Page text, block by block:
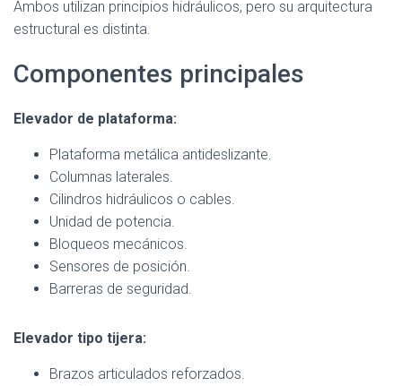
Ambos utilizan principios hidráulicos, pero su arquitectura
estructural es distinta.
Componentes principales
Elevador de plataforma:
Plataforma metálica antideslizante.
Columnas laterales.
Cilindros hidráulicos o cables.
Unidad de potencia.
Bloqueos mecánicos.
Sensores de posición.
Barreras de seguridad.
Elevador tipo tijera:
Brazos articulados reforzados.